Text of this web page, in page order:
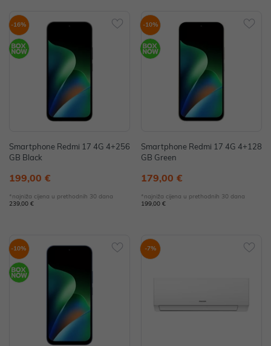
-16%
Smartphone Redmi 17 4G 4+256
GB Black
199,00 €
*najniža cijena u prethodnih 30 dana
239,00 €
-10%
Smartphone Redmi 17 4G 4+128
GB Green
179,00 €
*najniža cijena u prethodnih 30 dana
199,00 €
-10% -7%